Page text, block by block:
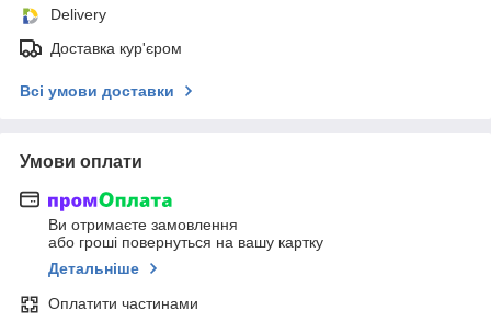
Delivery
Доставка кур'єром
Всі умови доставки
Умови оплати
Ви отримаєте замовлення
або гроші повернуться на вашу картку
Детальніше
Оплатити частинами